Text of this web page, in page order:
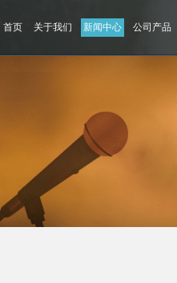
首页 关于我们 新闻中心 公司产品